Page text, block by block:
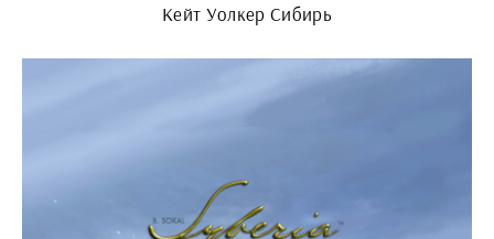
Кейт Уолкер Сибирь